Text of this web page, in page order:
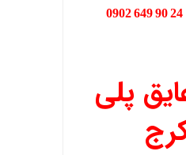
24 90 649 0902
پلی